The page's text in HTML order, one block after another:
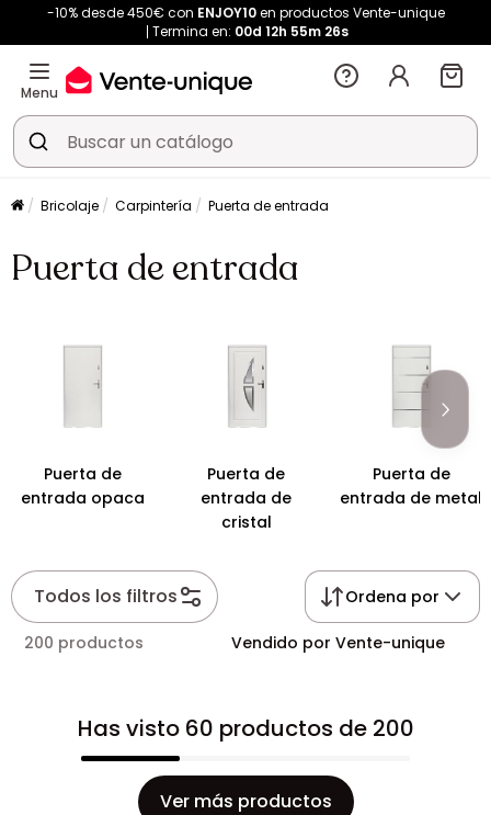
-10% desde 450€ con ENJOY10en productos Vente-unique
Termina en: 00d 12h 55m 26s
Menu
Bricolaje Carpintería Puerta de entrada
Puerta de entrada
Puerta de
entrada opaca
Puerta de
entrada de
cristal
Puerta de
entrada de metal
Todos los filtros Ordena por
200 productos Vendido por Vente-unique
Has visto 60 productos de 200
Ver más productos